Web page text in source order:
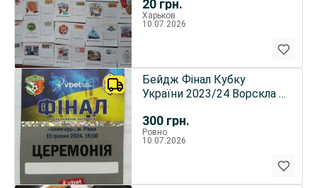
20 грн.
Харьков
10.07.2026
300 грн.
Бейдж Фінал Кубку
України 2023/24 Ворскла –
Ровно
10.07.2026